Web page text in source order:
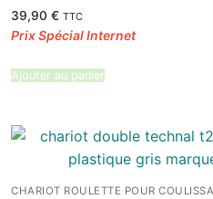
39,90 € TTC
Ajouter au panier
CHARIOT ROULETTE POUR